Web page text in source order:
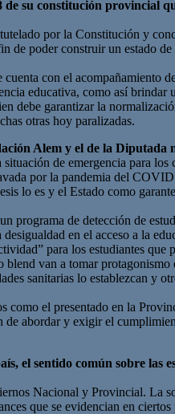
su constitución provincial
por la Constitución y
de poder construir un estado
con el acompañamiento
educativa, como así brindar
debe garantizar la
otras hoy paralizadas.
Alem y el de la
de emergencia para
por la pandemia del
lo es y el Estado como
programa de detección de
en el acceso a la
para los estudiantes que
van a tomar protagonismo
sanitarias lo establezcan y
como el presentado en la
abordar y exigir el
el sentido común sobre las
Nacional y Provincial. La
que se evidencian en